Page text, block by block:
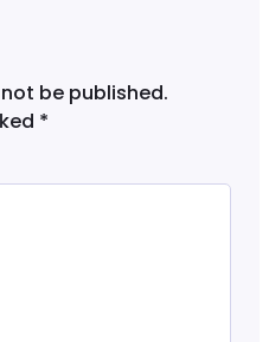
be published.
*